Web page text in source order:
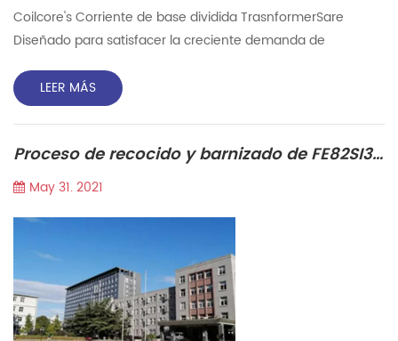
Coilcore's Corriente de base dividida TrasnformerSare
Diseñado para satisfacer la creciente demanda de
(abierto) CTS puede ser un ahorro en general en el costo
del trabajo Savings.Simply clip estos Alrededor de los cables
cremallera, sin desconectar cables o barra de bus Circuitos...
LEER MÁS
Proceso de recocido y barnizado de FE82SI3.8B13.9C0.3 Núcleo de hierro amorfo con alta inducción magnética de saturación.
May 31. 2021